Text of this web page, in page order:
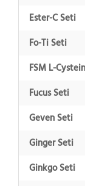
Ester-C Seti
Fo-Ti Seti
FSM L-
Fucus Seti
Geven Seti
Ginger Seti
Ginkgo Seti